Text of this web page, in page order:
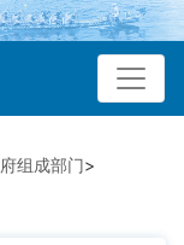
组成部门>